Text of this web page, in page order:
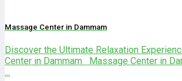
Massage Center in Dammam
Discover the Ultimate Relaxation
Center in Dammam Massage Center in
...